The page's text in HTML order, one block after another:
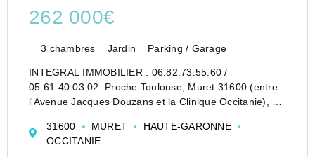
262 000€
3 chambres Jardin Parking / Garage
INTEGRAL IMMOBILIER : 06.82.73.55.60 /
05.61.40.03.02. Proche Toulouse, Muret 31600 (entre
l'Avenue Jacques Douzans et la Clinique Occitanie), au
T4 de 102m2 habitable, avec garage indépendant (...
31600 MURET
HAUTE-GARONNE
OCCITANIE